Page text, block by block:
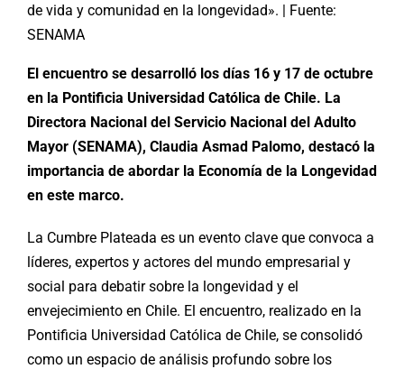
de vida y comunidad en la longevidad». | Fuente:
SENAMA
El encuentro se desarrolló los días 16 y 17 de octubre
en la Pontificia Universidad Católica de Chile. La
Directora Nacional del Servicio Nacional del Adulto
Mayor (SENAMA), Claudia Asmad Palomo, destacó la
importancia de abordar la Economía de la Longevidad
en este marco.
La Cumbre Plateada es un evento clave que convoca a
líderes, expertos y actores del mundo empresarial y
social para debatir sobre la longevidad y el
envejecimiento en Chile. El encuentro, realizado en la
Pontificia Universidad Católica de Chile, se consolidó
como un espacio de análisis profundo sobre los